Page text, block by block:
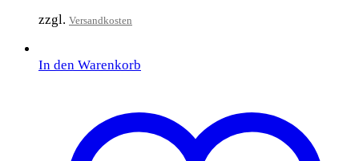
zzgl. Versandkosten
In den Warenkorb